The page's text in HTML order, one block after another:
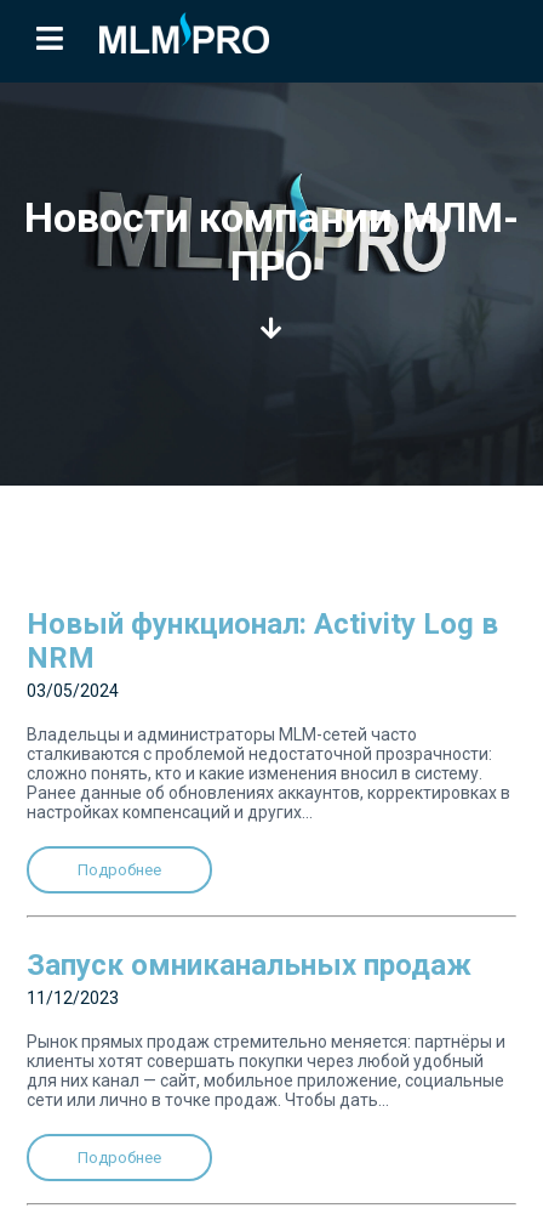
Новости компании МЛМ-
ПРО
Новый функционал: Activity Log в
NRM
03/05/2024
Владельцы и администраторы MLM-сетей часто
сталкиваются с проблемой недостаточной прозрачности:
сложно понять, кто и какие изменения вносил в систему.
Ранее данные об обновлениях аккаунтов, корректировках в
настройках компенсаций и других...
Подробнее
Запуск омниканальных продаж
11/12/2023
Рынок прямых продаж стремительно меняется: партнёры и
клиенты хотят совершать покупки через любой удобный
для них канал — сайт, мобильное приложение, социальные
сети или лично в точке продаж. Чтобы дать...
Подробнее